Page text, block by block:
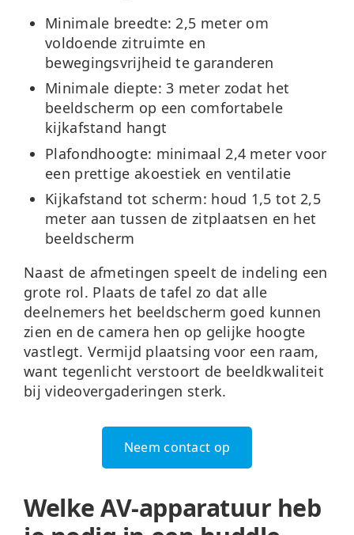
Minimale breedte: 2,5 meter om
voldoende zitruimte en
bewegingsvrijheid te garanderen
Minimale diepte: 3 meter zodat het
beeldscherm op een comfortabele
kijkafstand hangt
Plafondhoogte: minimaal 2,4 meter voor
een prettige akoestiek en ventilatie
Kijkafstand tot scherm: houd 1,5 tot 2,5
meter aan tussen de zitplaatsen en het
beeldscherm
Naast de afmetingen speelt de indeling een
grote rol. Plaats de tafel zo dat alle
deelnemers het beeldscherm goed kunnen
zien en de camera hen op gelijke hoogte
vastlegt. Vermijd plaatsing voor een raam,
want tegenlicht verstoort de beeldkwaliteit
bij videovergaderingen sterk.
Neem contact op
Welke AV-apparatuur heb